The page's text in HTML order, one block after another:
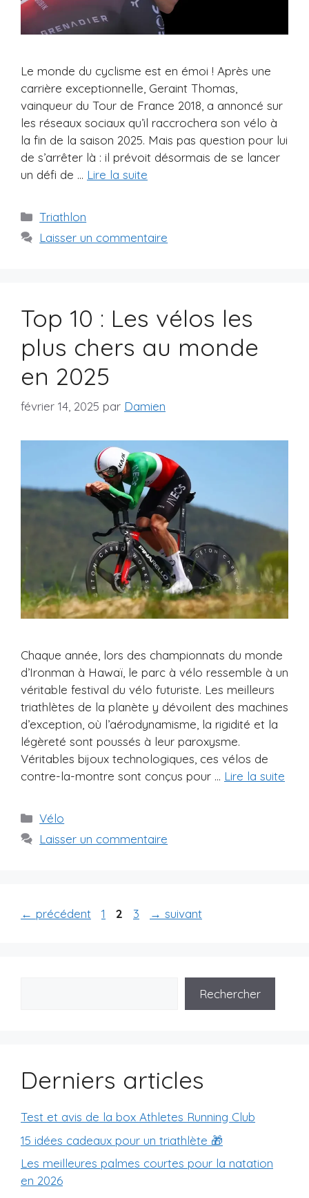
Le monde du cyclisme est en émoi ! Après une
carrière exceptionnelle, Geraint Thomas,
vainqueur du Tour de France 2018, a annoncé sur
les réseaux sociaux qu’il raccrochera son vélo à
la fin de la saison 2025. Mais pas question pour lui
de s’arrêter là : il prévoit désormais de se lancer
un défi de … Lire la suite
Catégories
Triathlon
Laisser un commentaire
Top 10 : Les vélos les
plus chers au monde
en 2025
février 14, 2025 par Damien
Chaque année, lors des championnats du monde
d’Ironman à Hawaï, le parc à vélo ressemble à un
véritable festival du vélo futuriste. Les meilleurs
triathlètes de la planète y dévoilent des machines
d’exception, où l’aérodynamisme, la rigidité et la
légèreté sont poussés à leur paroxysme.
Véritables bijoux technologiques, ces vélos de
contre-la-montre sont conçus pour … Lire la suite
Catégories
Vélo
Laisser un commentaire
← précédent Page
1 Page
2 Page
3 → suivant
Rechercher
Derniers articles
Test et avis de la box Athletes Running Club
15 idées cadeaux pour un triathlète 🎁
Les meilleures palmes courtes pour la natation
en 2026